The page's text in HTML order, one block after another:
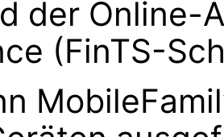
der Online-
(FinTS-